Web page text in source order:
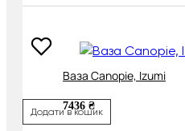
Ваза Canopie, Izumi
7436 ₴
Додати в кошик